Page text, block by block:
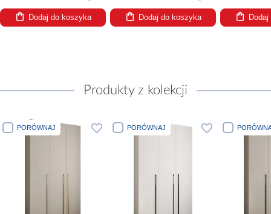
Dodaj do koszyka Dodaj do koszyka
Produkty z kolekcji
PORÓWNAJ PORÓWNAJ